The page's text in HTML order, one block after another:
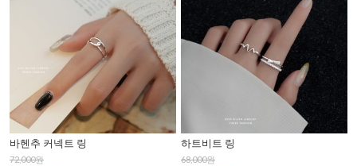
바헨추 커넥트 링
72,000원
하트비트 링
68,000원